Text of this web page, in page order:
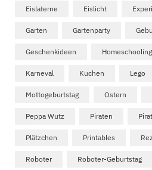
Eislaterne Eislicht
Garten Gartenparty
Geschenkideen Homeschooling
Karneval Kuchen Lego
Mottogeburtstag Ostern
Peppa Wutz Piraten
Plätzchen Printables
Roboter Roboter-Geburtstag